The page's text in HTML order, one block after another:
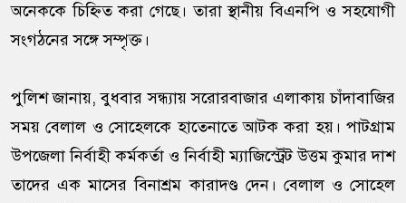
অনেককে চিহ্নিত করা গেছে। তারা স্থানীয় বিএনপি ও সহযোগী
সংগঠনের সঙ্গে সম্পৃক্ত।
পুলিশ জানায়, বুধবার সন্ধ্যায় সরোরবাজার এলাকায় চাঁদাবাজির
সময় বেলাল ও সোহেলকে হাতেনাতে আটক করা হয়। পাটগ্রাম
উপজেলা নির্বাহী কর্মকর্তা ও নির্বাহী ম্যাজিস্ট্রেট উত্তম কুমার দাশ
তাদের এক মাসের বিনাশ্রম কারাদণ্ড দেন। বেলাল ও সোহেল